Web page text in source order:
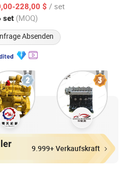
228,00 $ / set
set (MOQ)
Absenden
Seit 2025
9.999+ Verkaufskraft